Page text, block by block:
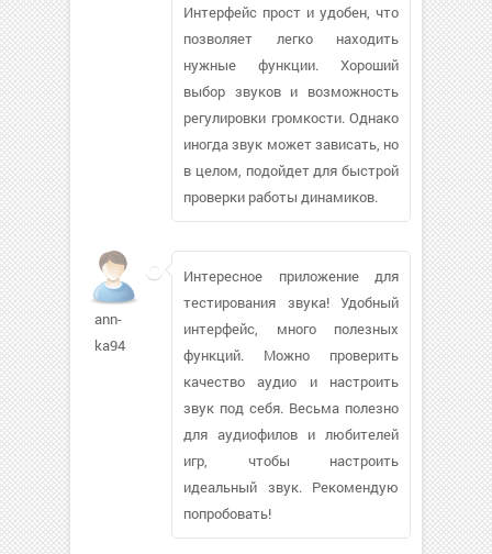
Интерфейс прост и удобен, что
позволяет легко находить
нужные функции. Хороший
выбор звуков и возможность
регулировки громкости. Однако
иногда звук может зависать, но
в целом, подойдет для быстрой
проверки работы динамиков.
ann-
ka94
Интересное приложение для
тестирования звука! Удобный
интерфейс, много полезных
функций. Можно проверить
качество аудио и настроить
звук под себя. Весьма полезно
для аудиофилов и любителей
игр, чтобы настроить
идеальный звук. Рекомендую
попробовать!